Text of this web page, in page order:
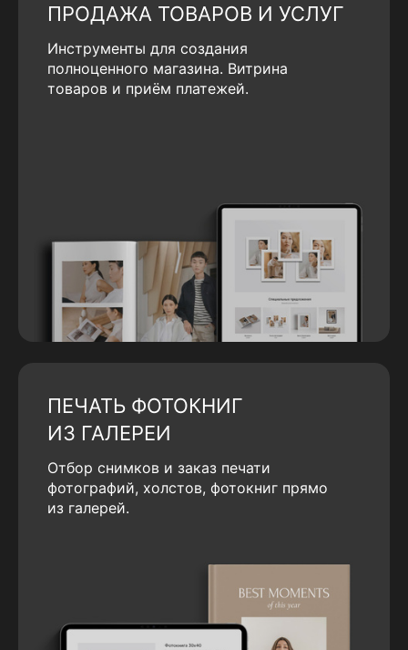
ПРОДАЖА ТОВАРОВ И УСЛУГ
Инструменты для создания
полноценного магазина. Витрина
товаров и приём платежей.
ПЕЧАТЬ ФОТОКНИГ
ИЗ ГАЛЕРЕИ
Отбор снимков и заказ печати
фотографий, холстов, фотокниг прямо
из галерей.